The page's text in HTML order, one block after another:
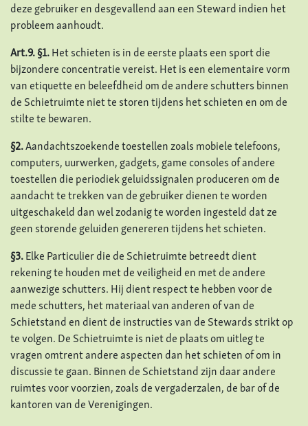
deze gebruiker en desgevallend aan een Steward indien het
probleem aanhoudt.
Art.9. §1. Het schieten is in de eerste plaats een sport die
bijzondere concentratie vereist. Het is een elementaire vorm
van etiquette en beleefdheid om de andere schutters binnen
de Schietruimte niet te storen tijdens het schieten en om de
stilte te bewaren.
§2.Aandachtszoekende toestellen zoals mobiele telefoons,
computers, uurwerken, gadgets, game consoles of andere
toestellen die periodiek geluidssignalen produceren om de
aandacht te trekken van de gebruiker dienen te worden
uitgeschakeld dan wel zodanig te worden ingesteld dat ze
geen storende geluiden genereren tijdens het schieten.
§3. Elke Particulier die de Schietruimte betreedt dient
rekening te houden met de veiligheid en met de andere
aanwezige schutters. Hij dient respect te hebben voor de
mede schutters, het materiaal van anderen of van de
Schietstand en dient de instructies van de Stewards strikt op
te volgen. De Schietruimte is niet de plaats om uitleg te
vragen omtrent andere aspecten dan het schieten of om in
discussie te gaan. Binnen de Schietstand zijn daar andere
ruimtes voor voorzien, zoals de vergaderzalen, de bar of de
kantoren van de Verenigingen.